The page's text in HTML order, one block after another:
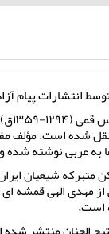
انتشارات پیام
شده است. مؤلف
عربی نوشته
متبرکه
الهی قمشه ای
است.